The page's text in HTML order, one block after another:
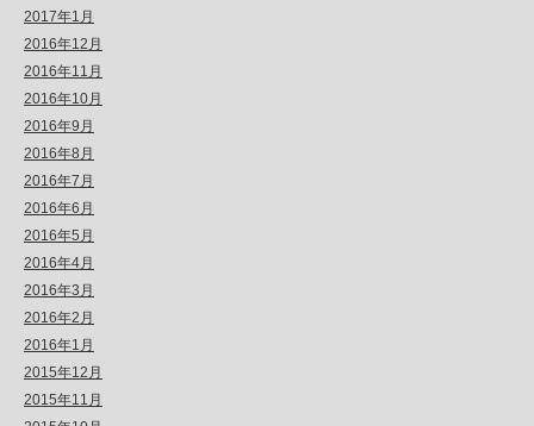
2017年1月
2016年12月
2016年11月
2016年10月
2016年9月
2016年8月
2016年7月
2016年6月
2016年5月
2016年4月
2016年3月
2016年2月
2016年1月
2015年12月
2015年11月